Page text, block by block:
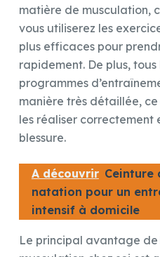
matière de musculation,
vous utiliserez les
plus efficaces pour
rapidement. De plus,
programmes
manière très détaillée,
les réaliser correctement
blessure.
A découvrir Ceinture
natation pour un
intensif à domicile
Le principal avantage